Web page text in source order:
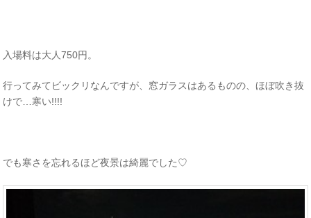
入場料は大人750円。
行ってみてビックリなんですが、窓ガラスはあるものの、ほぼ吹き抜
けで…寒い!!!!
でも寒さを忘れるほど夜景は綺麗でした♡